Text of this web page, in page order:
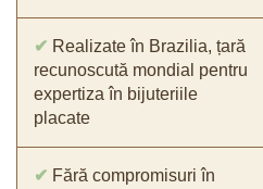
✔ Realizate în Brazilia, țară
recunoscută mondial pentru
expertiza în bijuteriile
placate
✔ Fără compromisuri în